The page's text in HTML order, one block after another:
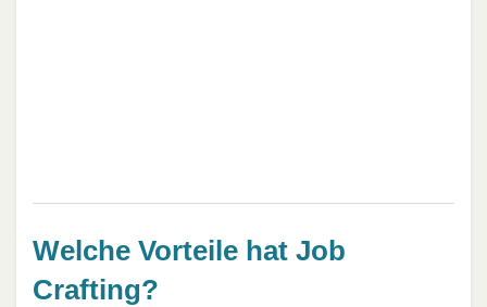
Welche Vorteile hat Job
Crafting?